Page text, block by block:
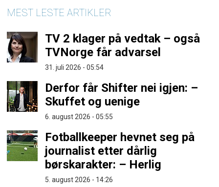
MEST LESTE ARTIKLER
TV 2 klager på vedtak – også
TVNorge får advarsel
31. juli 2026 - 05:54
Derfor får Shifter nei igjen: –
Skuffet og uenige
6. august 2026 - 05:55
Fotballkeeper hevnet seg på
journalist etter dårlig
børskarakter: – Herlig
5. august 2026 - 14:26